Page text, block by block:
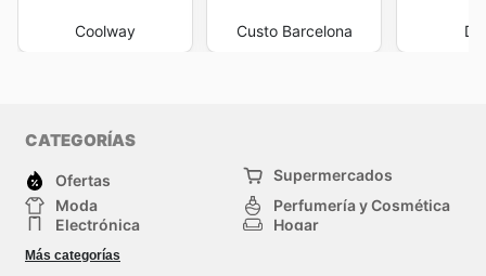
Coolway Custo Barcelona
CATEGORÍAS
Ofertas
Supermercados
Moda
Perfumería y Cosmética
Electrónica
Hogar
Deporte
Juguetes y bebés
Más categorías